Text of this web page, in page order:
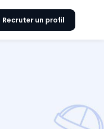
Recruter un profil